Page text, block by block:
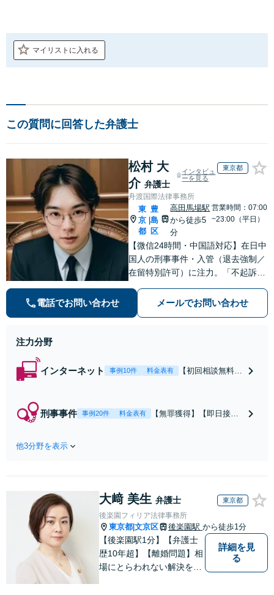
マイリストに入れる
この質問に回答した弁護士
松村 大
介 弁護士
インタビュ
ーを見る
東京都
舟渡国際法律事務所
東
京
都
豊
島
区
高田馬場駅
から徒歩5
分
営業時間：07:00
~23:00（平日）
【微信24時間・中国語対応】在日中
国人の刑事事件・入管（退去強制／
在留特別許可）に注力。「不起訴で
まで見据え、難関案件を最後まで闘
う弁護士。初回相談無料・全国対
電話でお問い合わせ メールでお問い合わせ
注力分野
インターネット 事例10件 料金表有
【初回相談無料】
い口コミはご相談
可能「中国語対応
チームあり」【個
人・法人問わず対
応可】【休日・夜
間相談可】
刑事事件 事例20件 料金表有
【無罪獲得】【即日接
戦略的弁護で早期釈放・
日・夜間対応。
他3分野を表示
大﨑 美生 弁護士 東京都
後楽園フィリア法律事務所
東京都 文京区 後楽園駅 から徒歩1分
【後楽園駅1分】【弁護士
歴10年超】【離婚問題】相
場にとらわれない解決を目
詳細を見
る